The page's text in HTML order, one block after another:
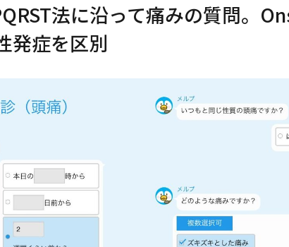
法に沿って痛みの質問。
発症を区別